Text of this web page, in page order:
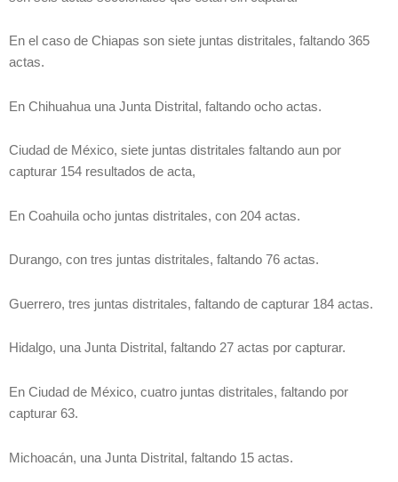
En el caso de Chiapas son siete juntas distritales, faltando 365
actas.
En Chihuahua una Junta Distrital, faltando ocho actas.
Ciudad de México, siete juntas distritales faltando aun por
capturar 154 resultados de acta,
En Coahuila ocho juntas distritales, con 204 actas.
Durango, con tres juntas distritales, faltando 76 actas.
Guerrero, tres juntas distritales, faltando de capturar 184 actas.
Hidalgo, una Junta Distrital, faltando 27 actas por capturar.
En Ciudad de México, cuatro juntas distritales, faltando por
capturar 63.
Michoacán, una Junta Distrital, faltando 15 actas.